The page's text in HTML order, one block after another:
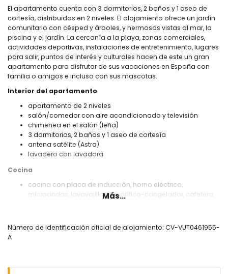
El apartamento cuenta con 3 dormitorios, 2 baños y 1 aseo de
cortesía, distribuidos en 2 niveles. El alojamiento ofrece un jardín
comunitario con césped y árboles, y hermosas vistas al mar, la
piscina y el jardín. La cercanía a la playa, zonas comerciales,
actividades deportivas, instalaciones de entretenimiento, lugares
para salir, puntos de interés y culturales hacen de este un gran
apartamento para disfrutar de sus vacaciones en España con
familia o amigos e incluso con sus mascotas.
Interior del apartamento
apartamento de 2 niveles
salón/comedor con aire acondicionado y televisión
chimenea en el salón (leña)
3 dormitorios, 2 baños y 1 aseo de cortesía
antena satélite (Astra)
lavadero con lavadora
Cocina
cocina con placa de inducción, horno eléctrico,
microondas, lavavajillas, frigorífico-congelador, cafetera,
Más...
Número de identificación oficial de alojamiento: CV-VUT0461955-
A